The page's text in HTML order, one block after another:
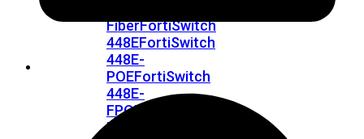
FiberFortiSwitch
448EFortiSwitch
448E-
POEFortiSwitch
448E-
FPOE
M426E-